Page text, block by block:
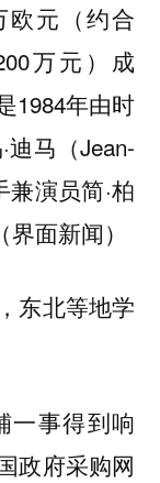
欧元（约合
万元）成
1984年由时
迪马（Jean-
演员简·柏
面新闻）
东北等地学
一事得到响
政府采购网